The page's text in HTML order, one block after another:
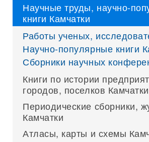
Научные труды, научно-
книги Камчатки
Работы ученых,
Научно-популярные книги
Сборники научных
Книги по истории
городов, поселков Камчатки
Периодические сборники,
Камчатки
Атласы, карты и схемы